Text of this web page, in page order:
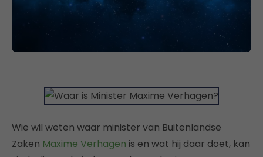
Wie wil weten waar minister van Buitenlandse
Zaken Maxime Verhagen is en wat hij daar doet, kan